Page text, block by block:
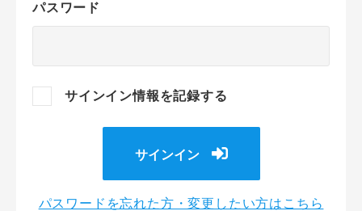
パスワード
サインイン情報を記録する
サインイン
パスワードを忘れた方・変更したい方はこちら